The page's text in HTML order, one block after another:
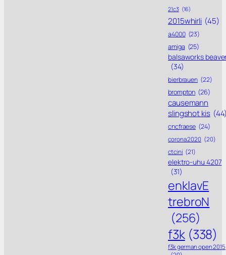
21c3 (16)
2015whirli (45)
a4000 (23)
amiga (25)
balsaworks
(34)
bierbrauen (22)
brompton (26)
causemann
slingshot kis
cncfraese (24)
corona 2020 (20)
ctcini (21)
elektro-uhu 4207
(31)
enklavE
trebroN
(256)
f3k (338)
f3k german open 2015